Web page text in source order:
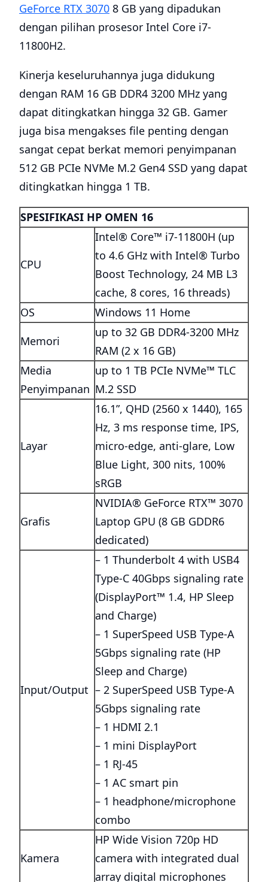
GeForce RTX 3070 8 GB yang dipadukan
dengan pilihan prosesor Intel Core i7-
11800H2.
Kinerja keseluruhannya juga didukung
dengan RAM 16 GB DDR4 3200 MHz yang
dapat ditingkatkan hingga 32 GB. Gamer
juga bisa mengakses file penting dengan
sangat cepat berkat memori penyimpanan
512 GB PCIe NVMe M.2 Gen4 SSD yang dapat
ditingkatkan hingga 1 TB.
SPESIFIKASI HP OMEN 16
CPU
Intel® Core™ i7-11800H (up
to 4.6 GHz with Intel® Turbo
Boost Technology, 24 MB L3
cache, 8 cores, 16 threads)
OS
Windows 11 Home
Memori
up to 32 GB DDR4-3200 MHz
RAM (2 x 16 GB)
Media
Penyimpanan
up to 1 TB PCIe NVMe™ TLC
M.2 SSD
Layar
16.1”, QHD (2560 x 1440), 165
Hz, 3 ms response time, IPS,
micro-edge, anti-glare, Low
Blue Light, 300 nits, 100%
sRGB
Grafis
NVIDIA® GeForce RTX™ 3070
Laptop GPU (8 GB GDDR6
dedicated)
Input/Output
– 1 Thunderbolt 4 with USB4
Type-C 40Gbps signaling rate
(DisplayPort™ 1.4, HP Sleep
and Charge)
– 1 SuperSpeed USB Type-A
5Gbps signaling rate (HP
Sleep and Charge)
– 2 SuperSpeed USB Type-A
5Gbps signaling rate
– 1 HDMI 2.1
– 1 mini DisplayPort
– 1 RJ-45
– 1 AC smart pin
– 1 headphone/microphone
combo
Kamera
HP Wide Vision 720p HD
camera with integrated dual
array digital microphones